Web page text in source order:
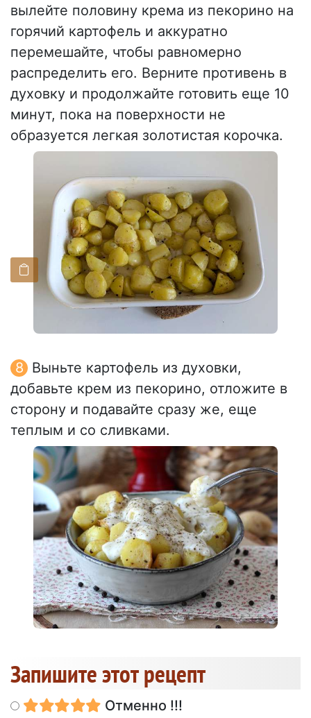
вылейте половину крема из пекорино на
горячий картофель и аккуратно
перемешайте, чтобы равномерно
распределить его. Верните противень в
духовку и продолжайте готовить еще 10
минут, пока на поверхности не
образуется легкая золотистая корочка.
Выньте картофель из духовки,
добавьте крем из пекорино, отложите в
сторону и подавайте сразу же, еще
теплым и со сливками.
Запишите этот рецепт
Отменно !!!